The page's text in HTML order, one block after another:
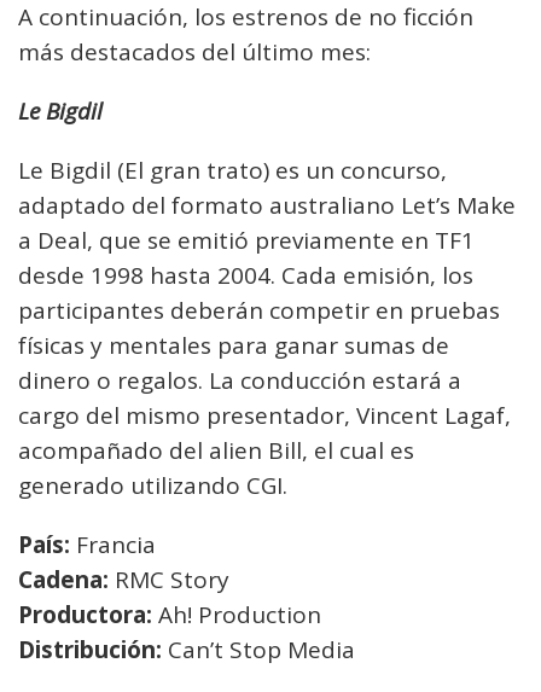
A continuación, los estrenos de no ficción
más destacados del último mes:
Le Bigdil
Le Bigdil (El gran trato) es un concurso,
adaptado del formato australiano Let’s Make
a Deal, que se emitió previamente en TF1
desde 1998 hasta 2004. Cada emisión, los
participantes deberán competir en pruebas
físicas y mentales para ganar sumas de
dinero o regalos. La conducción estará a
cargo del mismo presentador, Vincent Lagaf,
acompañado del alien Bill, el cual es
generado utilizando CGI.
País: Francia
Cadena: RMC Story
Productora: Ah! Production
Distribución: Can’t Stop Media